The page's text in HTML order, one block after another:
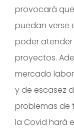
provocará
puedan verse
poder
proyectos.
mercado
y de escasez
problemas de
la Covid hará